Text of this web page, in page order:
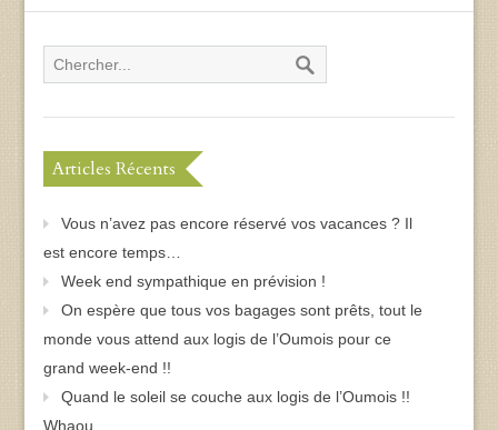
Articles Récents
Vous n’avez pas encore réservé vos vacances ? Il
est encore temps…
Week end sympathique en prévision !
On espère que tous vos bagages sont prêts, tout le
monde vous attend aux logis de l’Oumois pour ce
grand week-end !!
Quand le soleil se couche aux logis de l’Oumois !!
Whaou…